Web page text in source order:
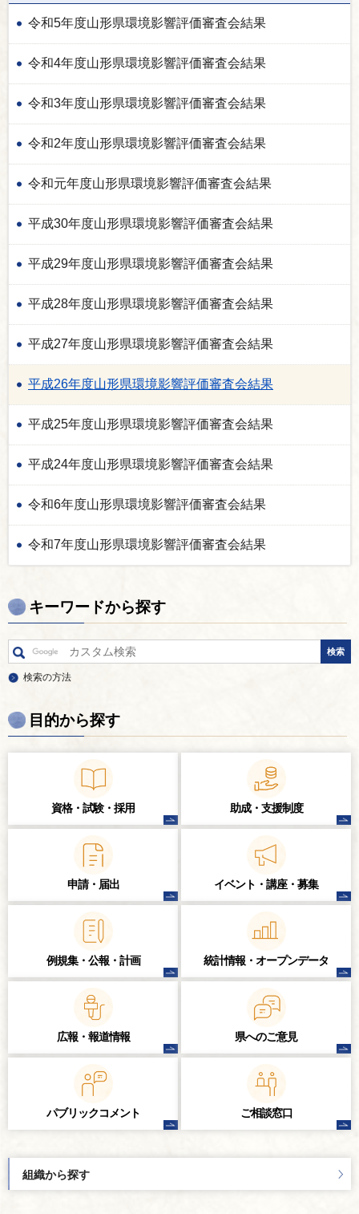
令和5年度山形県環境影響評価審査会結果
令和4年度山形県環境影響評価審査会結果
令和3年度山形県環境影響評価審査会結果
令和2年度山形県環境影響評価審査会結果
令和元年度山形県環境影響評価審査会結果
平成30年度山形県環境影響評価審査会結果
平成29年度山形県環境影響評価審査会結果
平成28年度山形県環境影響評価審査会結果
平成27年度山形県環境影響評価審査会結果
平成26年度山形県環境影響評価審査会結果
平成25年度山形県環境影響評価審査会結果
平成24年度山形県環境影響評価審査会結果
令和6年度山形県環境影響評価審査会結果
令和7年度山形県環境影響評価審査会結果
キーワードから探す
検索の方法
目的から探す
資格・試験・ 採用 助成・支援制度
申請・届出 イベント・講座・ 募集
例規集・公報・計画 統計情報・ オープンデータ
広報・報道情報 県へのご意見
パブリックコメント ご相談窓口
組織から探す